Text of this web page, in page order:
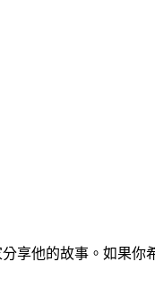
享他的故事。如果